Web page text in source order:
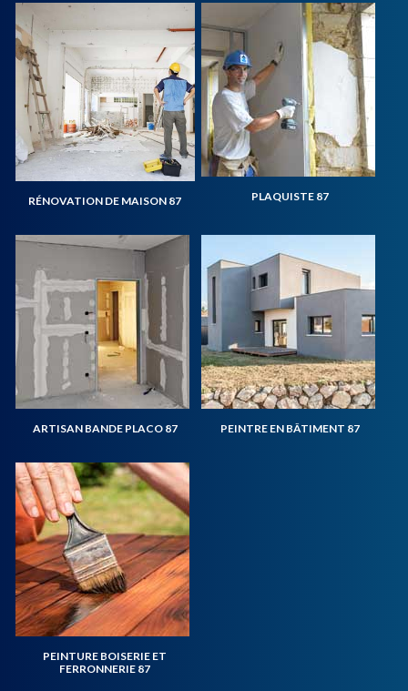
RÉNOVATION DE MAISON 87 PLAQUISTE 87
ARTISAN BANDE PLACO 87 PEINTRE EN BÂTIMENT 87
PEINTURE BOISERIE ET
FERRONNERIE 87